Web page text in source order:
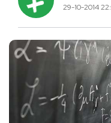
29-10-2014